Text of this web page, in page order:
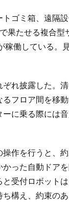
ゴミ箱、遠隔
果たせる複合
働している。
れ披露した。
フロア間を移
に乗る際には
作を行うと、
った自動ドア
受付ロボット
構え、約束の